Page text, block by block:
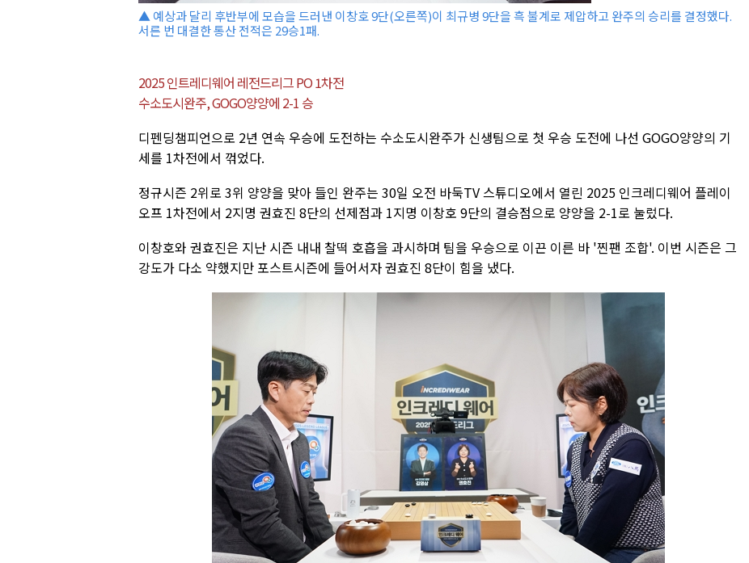
▲ 예상과 달리 후반부에 모습을 드러낸 이창호 9단(오른쪽)이 최규병 9단을 흑 불계로 제압하고 완주의 승리를 결정했다.
서른 번 대결한 통산 전적은 29승1패.
2025 인트레디웨어 레전드리그 PO 1차전
수소도시완주, GOGO양양에 2-1 승
디펜딩챔피언으로 2년 연속 우승에 도전하는 수소도시완주가 신생팀으로 첫 우승 도전에 나선 GOGO양양의 기
세를 1차전에서 꺾었다.
정규시즌 2위로 3위 양양을 맞아 들인 완주는 30일 오전 바둑TV 스튜디오에서 열린 2025 인크레디웨어 플레이
오프 1차전에서 2지명 권효진 8단의 선제점과 1지명 이창호 9단의 결승점으로 양양을 2-1로 눌렀다.
이창호와 권효진은 지난 시즌 내내 찰떡 호흡을 과시하며 팀을 우승으로 이끈 이른 바 '찐팬 조합'. 이번 시즌은 그
강도가 다소 약했지만 포스트시즌에 들어서자 권효진 8단이 힘을 냈다.